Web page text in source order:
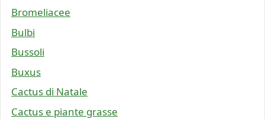
Bromeliacee
Bulbi
Bussoli
Buxus
Cactus di Natale
Cactus e piante grasse